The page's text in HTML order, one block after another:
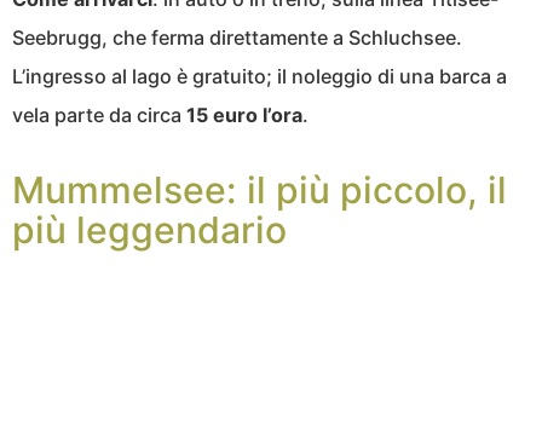
Seebrugg, che ferma direttamente a Schluchsee.
L’ingresso al lago è gratuito; il noleggio di una barca a
vela parte da circa 15 euro l’ora.
Mummelsee: il più piccolo, il
più leggendario